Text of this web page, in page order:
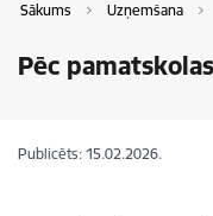
Sākums Uzņemšana
Pēc pamatskolas
Publicēts: 15.02.2026.